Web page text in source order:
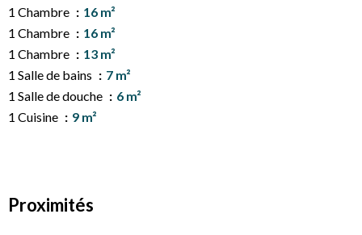
1 Chambre
16 m²
1 Chambre
16 m²
1 Chambre
13 m²
1 Salle de bains
7 m²
1 Salle de douche
6 m²
1 Cuisine
9 m²
Proximités